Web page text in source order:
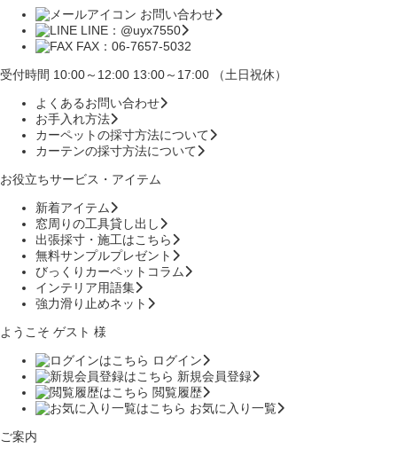
お問い合わせ
LINE：@uyx7550
FAX：06-7657-5032
受付時間 10:00～12:00 13:00～17:00 （土日祝休）
よくあるお問い合わせ
お手入れ方法
カーペットの採寸方法について
カーテンの採寸方法について
お役立ちサービス・アイテム
新着アイテム
窓周りの工具貸し出し
出張採寸・施工はこちら
無料サンプルプレゼント
びっくりカーペットコラム
インテリア用語集
強力滑り止めネット
ようこそ ゲスト 様
ログイン
新規会員登録
閲覧履歴
お気に入り一覧
ご案内